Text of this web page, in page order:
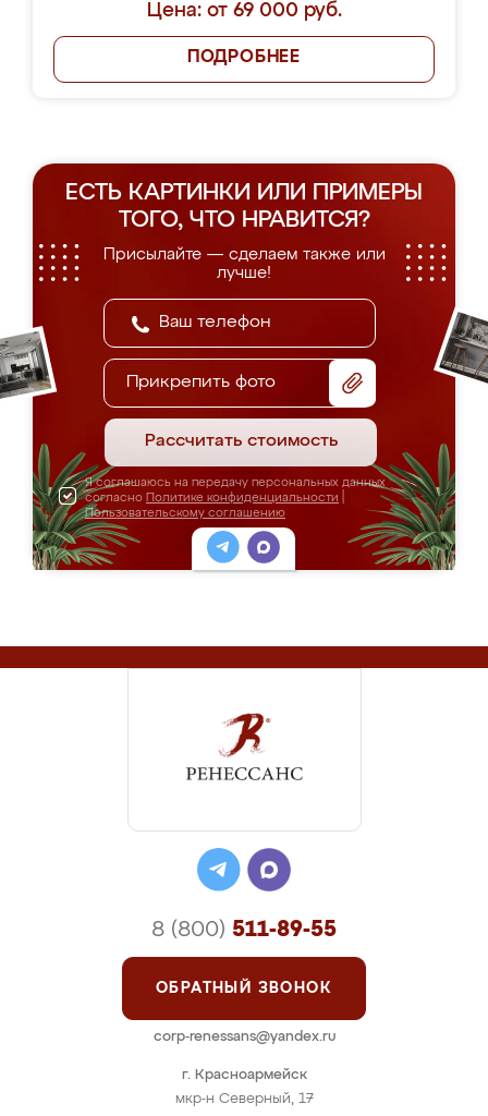
Цена: от 69 000 руб.
ПОДРОБНЕЕ
ЕСТЬ КАРТИНКИ ИЛИ ПРИМЕРЫ
ТОГО, ЧТО НРАВИТСЯ?
Присылайте — сделаем также или
лучше!
Прикрепить фото
Рассчитать стоимость
Я соглашаюсь на передачу персональных данных
согласно Политике конфиденциальности
Пользовательскому соглашению
г. Красноармейск
мкр-н Северный, 17
8 (800) 511-89-55
ОБРАТНЫЙ ЗВОНОК
corp-renessans@yandex.ru